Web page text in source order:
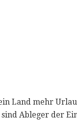
Land mehr
Ableger der